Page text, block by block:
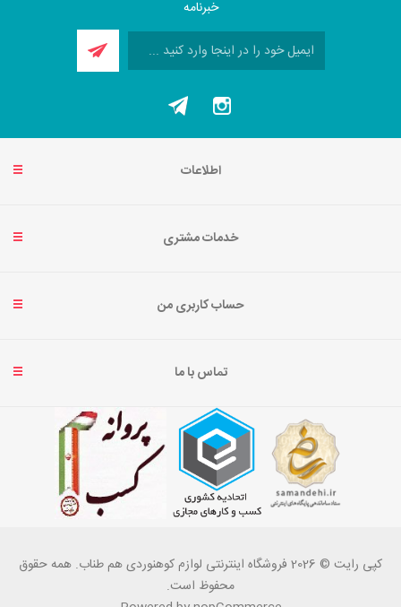
خبرنامه
اطلاعات
خدمات مشتری
حساب کاربری من
تماس با ما
کپی رایت © 2026 فروشگاه اینترنتی لوازم کوهنوردی هم طناب. همه حقوق
محفوظ است.